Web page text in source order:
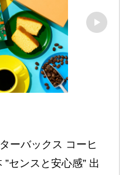
ーバックス コーヒ
センスと安心感” 出